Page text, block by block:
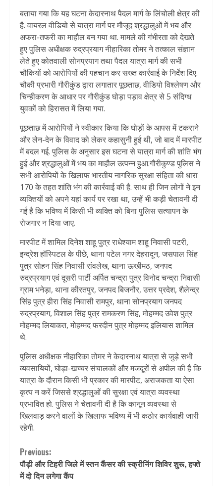
बताया गया कि यह घटना केदारनाथ पैदल मार्ग के लिंचोली क्षेत्र की
है. वायरल वीडियो से यात्रा मार्ग पर मौजूद श्रद्धालुओं में भय और
अफरा-तफरी का माहौल बन गया था. मामले की गंभीरता को देखते
हुए पुलिस अधीक्षक रुद्रप्रयाग नीहारिका तोमर ने तत्काल संज्ञान
लेते हुए कोतवाली सोनप्रयाग तथा पैदल यात्रा मार्ग की सभी
चौकियों को आरोपियों की पहचान कर सख्त कार्रवाई के निर्देश दिए.
चौकी प्रभारी गौरीकुंड द्वारा लगातार पूछताछ, वीडियो विश्लेषण और
चिन्हीकरण के आधार पर गौरीकुंड घोड़ा पड़ाव क्षेत्र से 5 संदिग्ध
युवकों को हिरासत में लिया गया.
पूछताछ में आरोपियों ने स्वीकार किया कि घोड़ों के आपस में टकराने
और लेन-देन के विवाद को लेकर कहासुनी हुई थी, जो बाद में मारपीट
में बदल गई. पुलिस के अनुसार इस घटना से यात्रा मार्ग की शांति भंग
हुई और श्रद्धालुओं में भय का माहौल उत्पन्न हुआ.गौरीकुण्ड पुलिस ने
सभी आरोपियों के खिलाफ भारतीय नागरिक सुरक्षा संहिता की धारा
170 के तहत शांति भंग की कार्रवाई की है. साथ ही जिन लोगों ने इन
व्यक्तियों को अपने यहां कार्य पर रखा था, उन्हें भी कड़ी चेतावनी दी
गई है कि भविष्य में किसी भी व्यक्ति को बिना पुलिस सत्यापन के
रोजगार न दिया जाए.
मारपीट में शामिल दिनेश शाहू पुत्र राधेश्याम शाहू निवासी पटरी,
इन्द्रेश हॉस्पिटल के पीछे, थाना पटेल नगर देहरादून, जसपाल सिंह
पुत्र सोहन सिंह निवासी रांवलेख, थाना ऊखीमठ, जनपद
रुद्रप्रयाग एवं दूसरी पार्टी अर्पित चन्द्रा पुत्र विनोद चन्द्रा निवासी
ग्राम भनेड़ा, थाना कीरतपुर, जनपद बिजनौर, उत्तर प्रदेश, शैलेन्द्र
सिंह पुत्र हीरा सिंह निवासी रामपुर, थाना सोनप्रयाग जनपद
रुद्रप्रयाग, विशाल सिंह पुत्र रामकरण सिंह, मोहम्मद उवेश पुत्र
मोहम्मद लियाकत, मोहम्मद फरदीन पुत्र मोहम्मद इलियास शामिल
थे.
पुलिस अधीक्षक नीहारिका तोमर ने केदारनाथ यात्रा से जुड़े सभी
व्यवसायियों, घोड़ा-खच्चर संचालकों और मजदूरों से अपील की है कि
यात्रा के दौरान किसी भी प्रकार की मारपीट, अराजकता या ऐसा
कृत्य न करें जिससे श्रद्धालुओं की सुरक्षा एवं यात्रा व्यवस्था
प्रभावित हो. पुलिस ने चेतावनी दी है कि कानून व्यवस्था से
खिलवाड़ करने वालों के खिलाफ भविष्य में भी कठोर कार्यवाही जारी
रहेगी.
Continue
Reading
Previous:
पौड़ी और टिहरी जिले में स्तन कैंसर की स्क्रीनिंग शिविर शुरू, हफ्ते
में दो दिन लगेगा कैंप